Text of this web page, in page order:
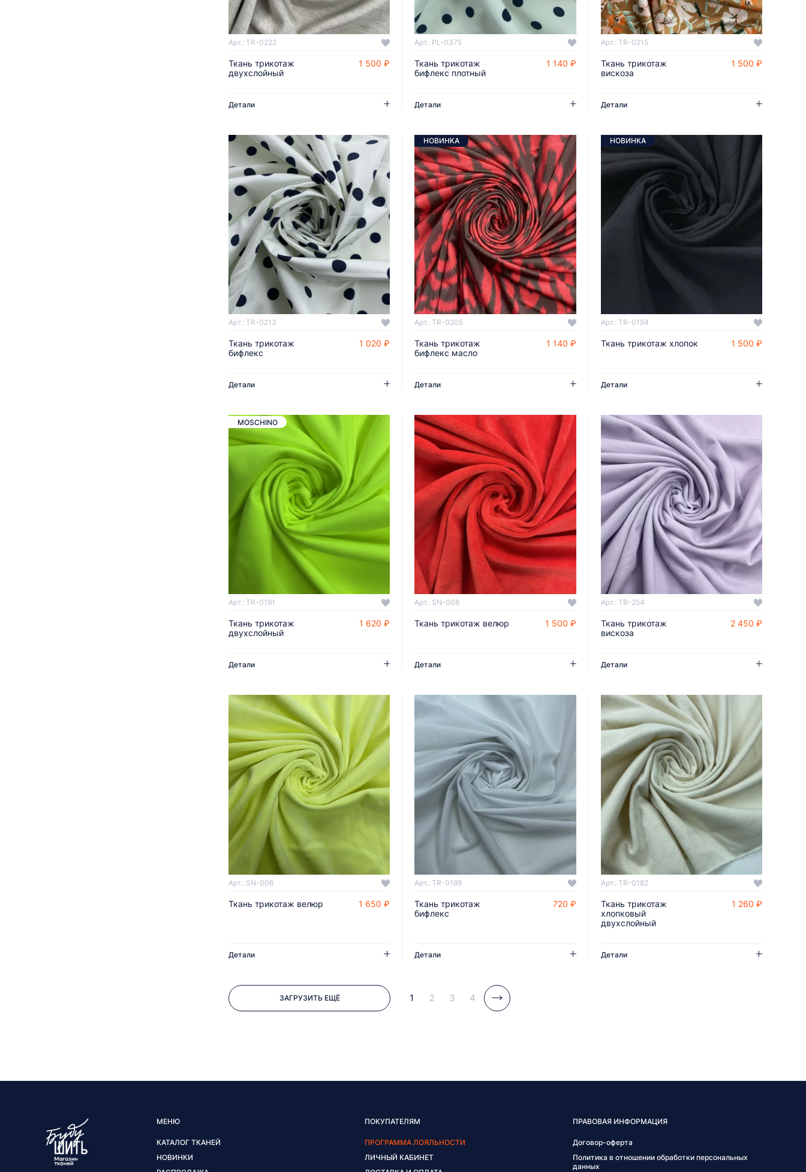
ДОБАВИТЬ В КОРЗИНУ
Арт.: TR-0222
Ткань трикотаж
двухслойный
1 500 ₽
Детали
ДОБАВИТЬ В КОРЗИНУ
Арт.: PL-0375
Ткань трикотаж
бифлекс плотный
1 140 ₽
Детали
Арт.: TR-0215
Ткань трикотаж
вискоза
1 500 ₽
Детали
Арт.: TR-0213
Ткань трикотаж
бифлекс
1 020 ₽
Детали
ДОБАВИТЬ В КОРЗИНУ
НОВИНКА
Арт.: TR-0205
Ткань трикотаж
бифлекс масло
1 140 ₽
Детали
НОВИНКА
Арт.: TR-0194
Ткань трикотаж хлопок 1 500 ₽
Детали
ДОБАВИТЬ В КОРЗИНУ
MOSCHINO
Арт.: TR-0191
Ткань трикотаж
двухслойный
1 620 ₽
Детали
Арт.: SN-008
Ткань трикотаж велюр 1 500 ₽
Детали
Арт.: TB-254
Ткань трикотаж
вискоза
2 450 ₽
Детали
Арт.: SN-006
Ткань трикотаж велюр 1 650 ₽
Детали
Арт.: TR-0189
Ткань трикотаж
бифлекс
720 ₽
Детали
ДОБАВИТЬ В КОРЗИНУ
Арт.: TR-0182
Ткань трикотаж
хлопковый
двухслойный
1 260 ₽
Детали
ЗАГРУЗИТЬ ЕЩЁ 1 2 3 4
МЕНЮ
КАТАЛОГ ТКАНЕЙ
НОВИНКИ
ПОКУПАТЕЛЯМ
ПРОГРАММА ЛОЯЛЬНОСТИ
ЛИЧНЫЙ КАБИНЕТ
ПРАВОВАЯ ИНФОРМАЦИЯ
Договор-оферта
Политика в отношении обработки персональных
данных